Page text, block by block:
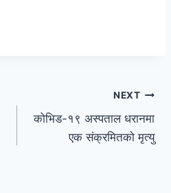
NEXT
कोभिड-१९ अस्पताल धरानमा
एक संक्रमितको मृत्यु